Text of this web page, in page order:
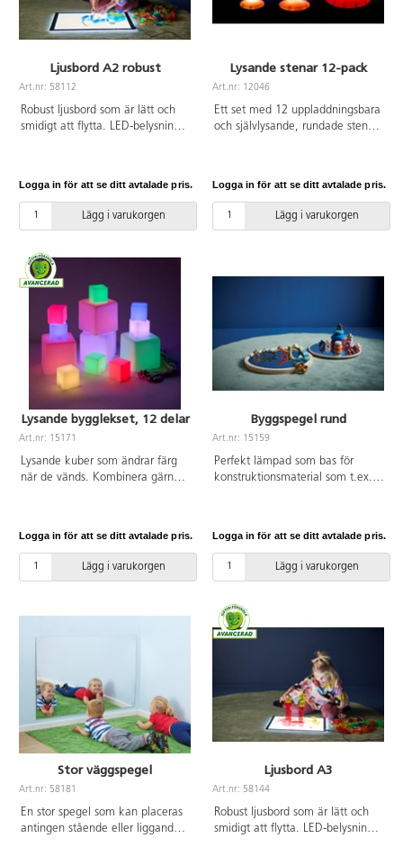
Ljusbord A2 robust
Art.nr: 58112
Robust ljusbord som är lätt och
smidigt att flytta. LED-belysning
innan det skiftar). Adapter ingår.
Ljusbordet är 5v, lågvolt.
Magnetkoppling. Mått:
58,5x41 cm. Vikt 3 kg. Material:
akryl. PVC-fri.
Logga in för att se ditt avtalade pris.
Lägg i varukorgen
Lysande stenar 12-pack
Art.nr: 12046
Ett set med 12 uppladdningsbara
och självlysande, rundade stenar
sätt att uppmuntra barn att
experimentera. Välj att visa ett
spektrum av färger som ändras
laddning. 3 olika storlekar, mått:
ø 4,5–15 cm. Av ABS. PVC-fri.
Från 1 år.
Logga in för att se ditt avtalade pris.
Lägg i varukorgen
Lysande bygglekset, 12 delar
Art.nr: 15171
Lysande kuber som ändrar färg
när de vänds. Kombinera gärna
fönster. Uppladdningsbara med
USB kabel. Av PP. PVC-fri. Från 0
Logga in för att se ditt avtalade pris.
Lägg i varukorgen
Byggspegel rund
Art.nr: 15159
Perfekt lämpad som bas för
konstruktionsmaterial som t.ex.
perspektiv. Strukturerna kan då
även betraktas inifrån. Av
plywood, 1,6 cm tjock, spegeln
baksidan. Mått: ø 50 cm, 3,5 cm
hög. Från 3 år.
Logga in för att se ditt avtalade pris.
Lägg i varukorgen
Stor väggspegel
Art.nr: 58181
En stor spegel som kan placeras
antingen stående eller liggande.
Ljusbord A3
Art.nr: 58144
Robust ljusbord som är lätt och
smidigt att flytta. LED-belysning